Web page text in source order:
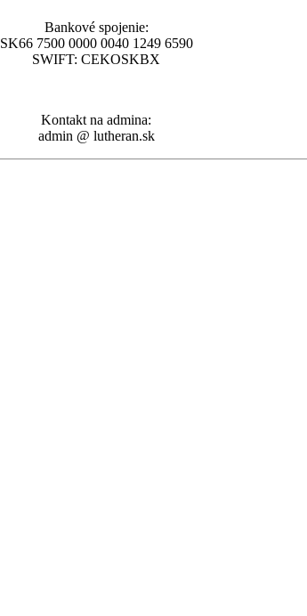
Bankové spojenie:
SK66 7500 0000 0040 1249 6590
SWIFT: CEKOSKBX
Kontakt na admina:
admin @ lutheran.sk